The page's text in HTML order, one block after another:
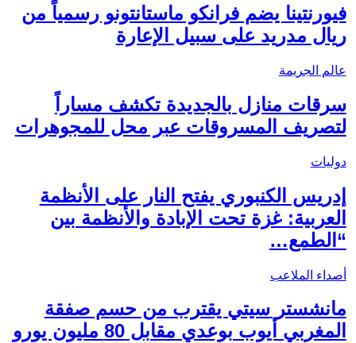
فيورنتينا يضم فرانكو ماستانتونو رسمياً من
ريال مدريد على سبيل الإعارة
عالم الجريمة
سرقات منازل بالجديدة تكشف مساراً
لتصريف المسروقات عبر محل للمجوهرات
دوليات
إدريس الكنبوري يفتح النار على الأنظمة
العربية: غزة تحت الإبادة والأنظمة بين
“الطمع…
أصداء الملاعب
مانشستر سيتي يقترب من حسم صفقة
المغربي أيوب بوعدي مقابل 80 مليون يورو